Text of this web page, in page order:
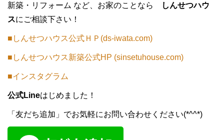
新築・リフォーム など、お家のことなら
しんせつハウ
スにご相談下さい！
■しんせつハウス公式ＨＰ(ds-iwata.com)
■しんせつハウス新築公式HP (sinsetuhouse.com)
■インスタグラム
公式Lineはじめました！
「友だち追加」でお気軽にお問い合わせください(*^^*)